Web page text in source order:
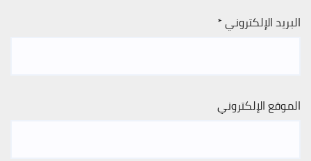
البريد الإلكتروني*
الموقع الإلكتروني